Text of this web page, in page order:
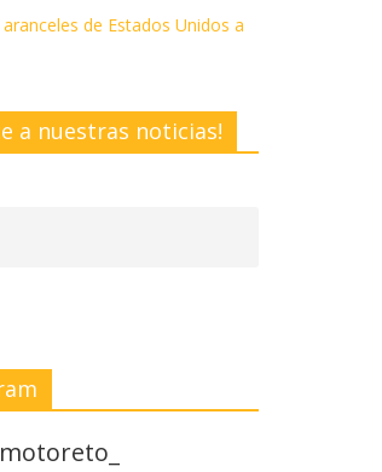
de Estados Unidos a
a nuestras noticias!
motoreto_